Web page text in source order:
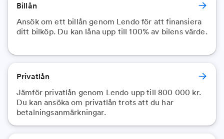
Billån
Ansök om ett billån genom Lendo för att finansiera
ditt bilköp. Du kan låna upp till 100% av bilens värde.
Privatlån
Jämför privatlån genom Lendo upp till 800 000 kr.
Du kan ansöka om privatlån trots att du har
betalningsanmärkningar.